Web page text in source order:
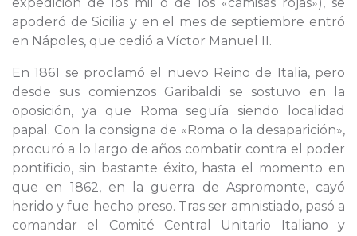
apoderó de Sicilia y en el mes de septiembre entró
en Nápoles, que cedió a Víctor Manuel II.
En 1861 se proclamó el nuevo Reino de Italia, pero
desde sus comienzos Garibaldi se sostuvo en la
oposición, ya que Roma seguía siendo localidad
papal. Con la consigna de «Roma o la desaparición»,
procuró a lo largo de años combatir contra el poder
pontificio, sin bastante éxito, hasta el momento en
que en 1862, en la guerra de Aspromonte, cayó
herido y fue hecho preso. Tras ser amnistiado, pasó a
comandar el Comité Central Unitario Italiano y